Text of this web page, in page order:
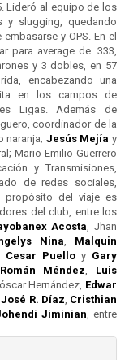
Lideró al equipo de los
y slugging, quedando
y OPS. En el
para average de .333,
y 3 dobles, en 57
encabezando una
en los campos de
Ligas. Además de
coordinador de la
naranja; Jesús Mejía y
Mario Emilio Guerrero
y Transmisiones,
de redes sociales,
propósito del viaje es
del club, entre los
Acosta, Jhan
Nina, Malquin
Cesar Puello y Gary
Román Méndez, Luis
Hernández, Edwar
José R. Díaz, Cristhian
Jiminian, entre